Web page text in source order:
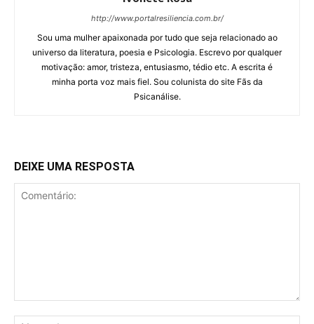
http://www.portalresiliencia.com.br/
Sou uma mulher apaixonada por tudo que seja relacionado ao
universo da literatura, poesia e Psicologia. Escrevo por qualquer
motivação: amor, tristeza, entusiasmo, tédio etc. A escrita é
minha porta voz mais fiel. Sou colunista do site Fãs da
Psicanálise.
DEIXE UMA RESPOSTA